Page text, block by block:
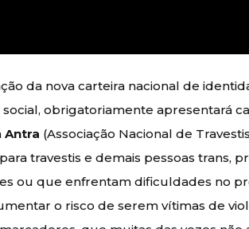
da nova carteira nacional de
obrigatoriamente apresentará
Antra (Associação Nacional de
travestis e demais pessoas trans,
ou que enfrentam dificuldades no
o risco de serem vítimas de